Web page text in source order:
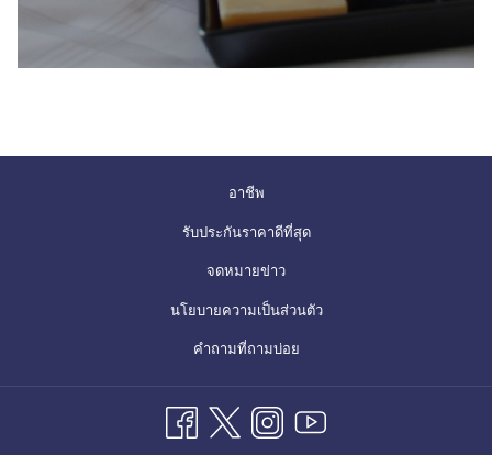
อาชีพเปิด
ใหม่
รับประกันราคาดีที่สุดเปิด
ใหม่
จดหมายข่าว
นโยบายความเป็นส่วนตัวเปิด
คำถามที่ถามบ่อย